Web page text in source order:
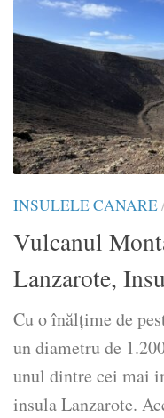
INSULELE CANARE
Vulcanul
Lanzarote,
Cu o înălțime de
un diametru de
unul dintre cei mai
insula Lanzarote.